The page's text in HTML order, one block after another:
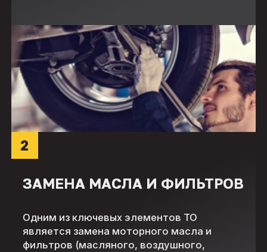
ЗАМЕНА МАСЛА И ФИЛЬТРОВ
Одним из ключевых элементов ТО
является замена моторного масла и
фильтров (масляного, воздушного,
2